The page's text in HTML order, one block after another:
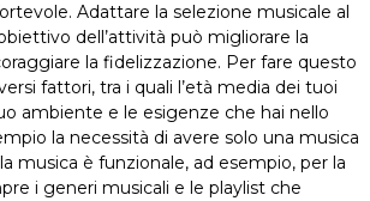
Adattare la selezione musicale al
dell’attività può migliorare la
la fidelizzazione. Per fare questo
fattori, tra i quali l’età media dei tuoi
ambiente e le esigenze che hai nello
la necessità di avere solo una musica
musica è funzionale, ad esempio, per la
i generi musicali e le playlist che